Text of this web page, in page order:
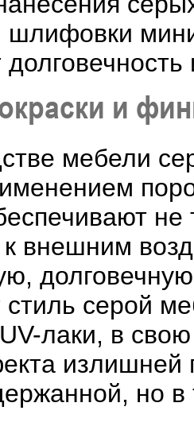
шлифовки
и
мебели
к внешним
стиль серой
лаки, в
излишней
но